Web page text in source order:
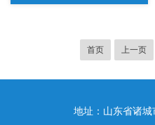
首页 上一页
地址：山东省诸